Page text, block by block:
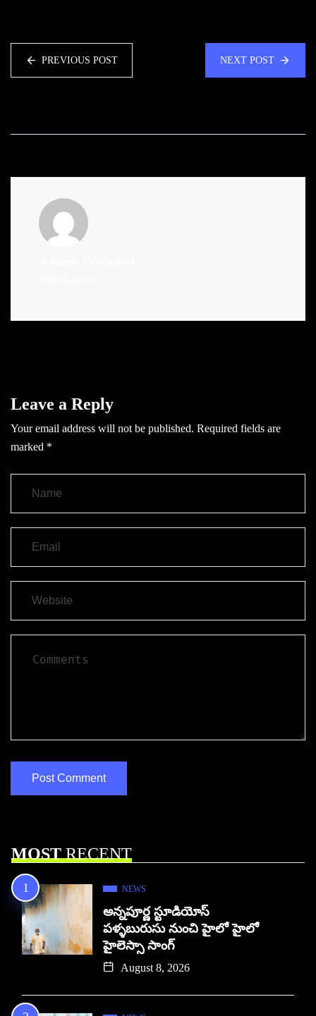
PREVIOUS POST NEXT POST
Leave a Reply
Your email address will not be published. Required fields are
marked *
MOSTRECENT
NEWS
అన్నపూర్ణ స్టూడియోస్
పళ్ళబురుసు నుంచి హైలో హైలో
హైలెస్సా సాంగ్
August 8, 2026